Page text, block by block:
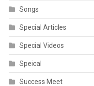
Songs
Special Articles
Special Videos
Speical
Success Meet